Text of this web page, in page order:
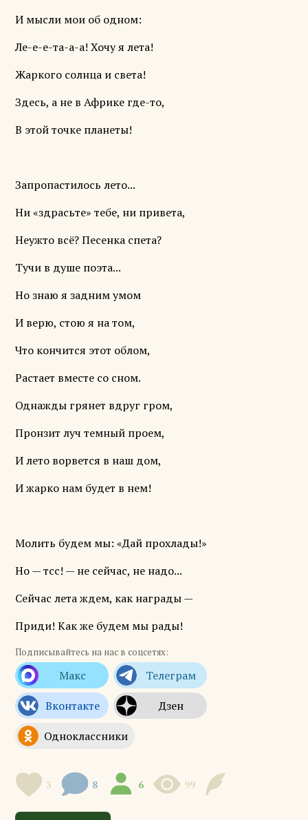
И мысли мои об одном:
Ле-е-е-та-а-а! Хочу я лета!
Жаркого солнца и света!
Здесь, а не в Африке где-то,
В этой точке планеты!
Запропастилось лето...
Ни «здрасьте» тебе, ни привета,
Неужто всё? Песенка спета?
Тучи в душе поэта...
Но знаю я задним умом
И верю, стою я на том,
Что кончится этот облом,
Растает вместе со сном.
Однажды грянет вдруг гром,
Пронзит луч темный проем,
И лето ворвется в наш дом,
И жарко нам будет в нем!
Молить будем мы: «Дай прохлады!»
Но — тсс! — не сейчас, не надо...
Сейчас лета ждем, как награды —
Приди! Как же будем мы рады!
Подписывайтесь на нас в соцсетях:
3 8 6 99